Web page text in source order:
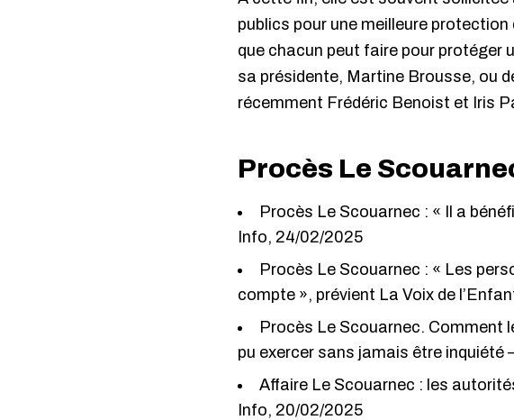
publics pour une meilleure
que chacun peut faire pour protéger
sa présidente, Martine Brousse, ou
récemment Frédéric Benoist et Iris
Procès Le
Procès Le Scouarnec : « Il a
Info, 24/02/2025
Procès Le Scouarnec : « Les
compte », prévient La Voix de
Procès Le Scouarnec. Comment
pu exercer sans jamais être inquiété
Affaire Le Scouarnec : les
Info, 20/02/2025